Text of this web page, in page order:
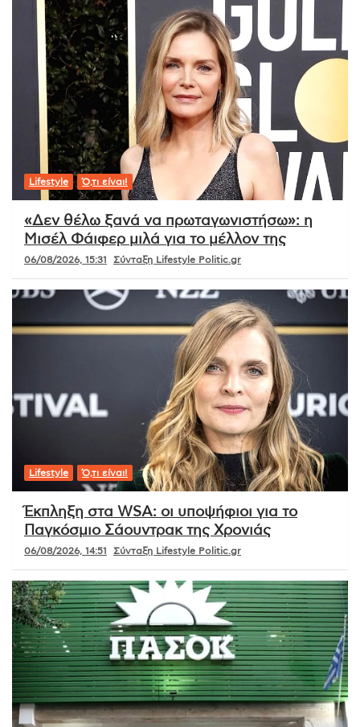
Lifestyle Ό,τι είναι!
«Δεν θέλω ξανά να πρωταγωνιστήσω»: η
Μισέλ Φάιφερ μιλά για το μέλλον της
06/08/2026, 15:31 Σύνταξη Lifestyle Politic.gr
Lifestyle Ό,τι είναι!
Έκπληξη στα WSA: οι υποψήφιοι για το
Παγκόσμιο Σάουντρακ της Χρονιάς
06/08/2026, 14:51 Σύνταξη Lifestyle Politic.gr